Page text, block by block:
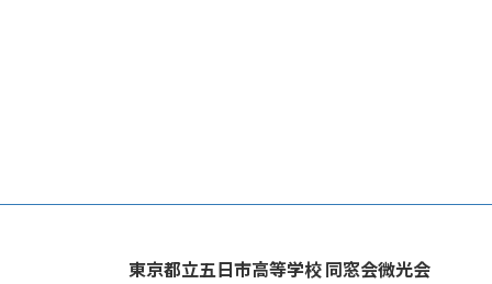
東京都立五日市高等学校 同窓会微光会